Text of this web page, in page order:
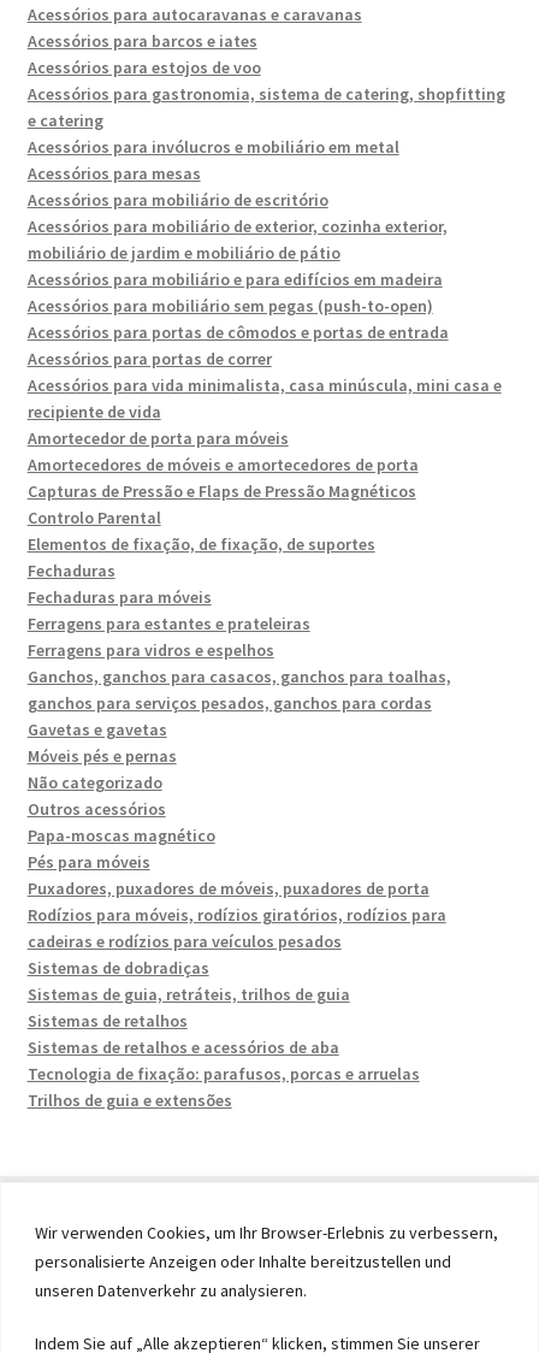
Wir verwenden Cookies, um Ihr Browser-Erlebnis zu verbessern,
personalisierte Anzeigen oder Inhalte bereitzustellen und
unseren Datenverkehr zu analysieren.
Indem Sie auf „Alle akzeptieren“ klicken, stimmen Sie unserer
Acessórios para autocaravanas e caravanas
Acessórios para barcos e iates
Acessórios para estojos de voo
Acessórios para gastronomia, sistema de catering, shopfitting
e catering
Acessórios para invólucros e mobiliário em metal
Acessórios para mesas
Acessórios para mobiliário de escritório
Acessórios para mobiliário de exterior, cozinha exterior,
mobiliário de jardim e mobiliário de pátio
Acessórios para mobiliário e para edifícios em madeira
Acessórios para mobiliário sem pegas (push-to-open)
Acessórios para portas de cômodos e portas de entrada
Acessórios para portas de correr
Acessórios para vida minimalista, casa minúscula, mini casa e
recipiente de vida
Amortecedor de porta para móveis
Amortecedores de móveis e amortecedores de porta
Capturas de Pressão e Flaps de Pressão Magnéticos
Controlo Parental
Elementos de fixação, de fixação, de suportes
Fechaduras
Fechaduras para móveis
Ferragens para estantes e prateleiras
Ferragens para vidros e espelhos
Ganchos, ganchos para casacos, ganchos para toalhas,
ganchos para serviços pesados, ganchos para cordas
Gavetas e gavetas
Móveis pés e pernas
Não categorizado
Outros acessórios
Papa-moscas magnético
Pés para móveis
Puxadores, puxadores de móveis, puxadores de porta
Rodízios para móveis, rodízios giratórios, rodízios para
cadeiras e rodízios para veículos pesados
Sistemas de dobradiças
Sistemas de guia, retráteis, trilhos de guia
Sistemas de retalhos
Sistemas de retalhos e acessórios de aba
Tecnologia de fixação: parafusos, porcas e arruelas
Trilhos de guia e extensões
© 2026 by UMAXO Germany, member of the ERUON Group.
High quality Fittings, mechanical Components and
Fasteners